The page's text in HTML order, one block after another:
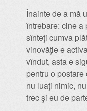
Înainte de a mă
întrebare: cine a
sînteţi cumva
vinovăţie e
vîndut, asta e
pentru o
nu luaţi nimic,
trec şi eu de